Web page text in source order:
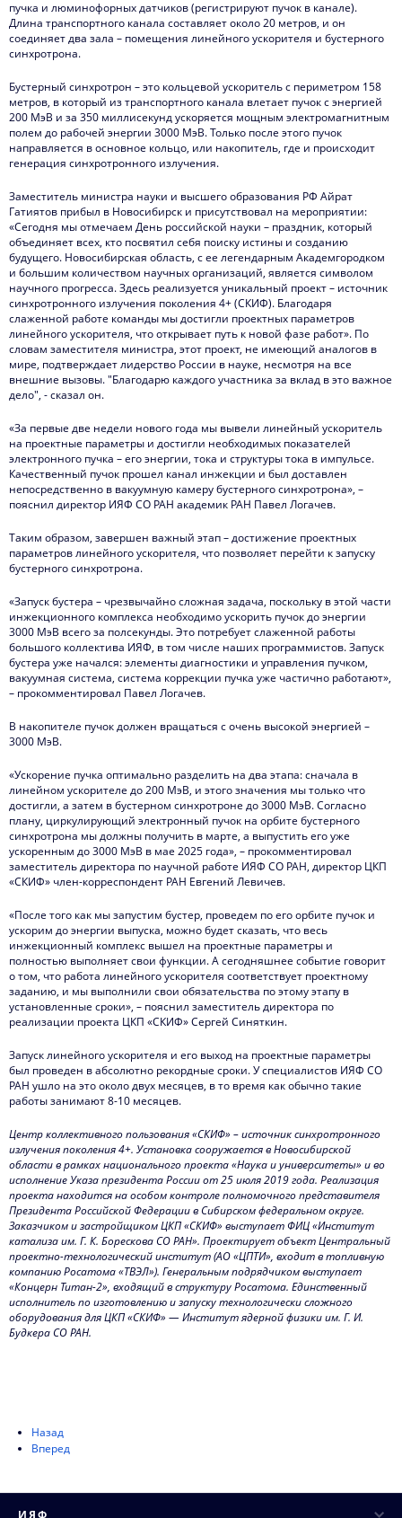
пучка и люминофорных датчиков (регистрируют пучок в канале).
Длина транспортного канала составляет около 20 метров, и он
соединяет два зала – помещения линейного ускорителя и бустерного
синхротрона.
Бустерный синхротрон – это кольцевой ускоритель с периметром 158
метров, в который из транспортного канала влетает пучок с энергией
200 МэВ и за 350 миллисекунд ускоряется мощным электромагнитным
полем до рабочей энергии 3000 МэВ. Только после этого пучок
направляется в основное кольцо, или накопитель, где и происходит
генерация синхротронного излучения.
Заместитель министра науки и высшего образования РФ Айрат
Гатиятов прибыл в Новосибирск и присутствовал на мероприятии:
«Сегодня мы отмечаем День российской науки – праздник, который
объединяет всех, кто посвятил себя поиску истины и созданию
будущего. Новосибирская область, с ее легендарным Академгородком
и большим количеством научных организаций, является символом
научного прогресса. Здесь реализуется уникальный проект – источник
синхротронного излучения поколения 4+ (СКИФ). Благодаря
слаженной работе команды мы достигли проектных параметров
линейного ускорителя, что открывает путь к новой фазе работ». По
словам заместителя министра, этот проект, не имеющий аналогов в
мире, подтверждает лидерство России в науке, несмотря на все
внешние вызовы. "Благодарю каждого участника за вклад в это важное
дело", - сказал он.
«За первые две недели нового года мы вывели линейный ускоритель
на проектные параметры и достигли необходимых показателей
электронного пучка – его энергии, тока и структуры тока в импульсе.
Качественный пучок прошел канал инжекции и был доставлен
непосредственно в вакуумную камеру бустерного синхротрона», –
пояснил директор ИЯФ СО РАН академик РАН Павел Логачев.
Таким образом, завершен важный этап – достижение проектных
параметров линейного ускорителя, что позволяет перейти к запуску
бустерного синхротрона.
«Запуск бустера – чрезвычайно сложная задача, поскольку в этой части
инжекционного комплекса необходимо ускорить пучок до энергии
3000 МэВ всего за полсекунды. Это потребует слаженной работы
большого коллектива ИЯФ, в том числе наших программистов. Запуск
бустера уже начался: элементы диагностики и управления пучком,
вакуумная система, система коррекции пучка уже частично работают»,
– прокомментировал Павел Логачев.
В накопителе пучок должен вращаться с очень высокой энергией –
3000 МэВ.
«Ускорение пучка оптимально разделить на два этапа: сначала в
линейном ускорителе до 200 МэВ, и этого значения мы только что
достигли, а затем в бустерном синхротроне до 3000 МэВ. Согласно
плану, циркулирующий электронный пучок на орбите бустерного
синхротрона мы должны получить в марте, а выпустить его уже
ускоренным до 3000 МэВ в мае 2025 года», – прокомментировал
заместитель директора по научной работе ИЯФ СО РАН, директор ЦКП
«СКИФ» член-корреспондент РАН Евгений Левичев.
«После того как мы запустим бустер, проведем по его орбите пучок и
ускорим до энергии выпуска, можно будет сказать, что весь
инжекционный комплекс вышел на проектные параметры и
полностью выполняет свои функции. А сегодняшнее событие говорит
о том, что работа линейного ускорителя соответствует проектному
заданию, и мы выполнили свои обязательства по этому этапу в
установленные сроки», – пояснил заместитель директора по
реализации проекта ЦКП «СКИФ» Сергей Синяткин.
Запуск линейного ускорителя и его выход на проектные параметры
был проведен в абсолютно рекордные сроки. У специалистов ИЯФ СО
РАН ушло на это около двух месяцев, в то время как обычно такие
работы занимают 8-10 месяцев.
Центр коллективного пользования «СКИФ» – источник синхротронного
излучения поколения 4+. Установка сооружается в Новосибирской
области в рамках национального проекта «Наука и университеты» и во
исполнение Указа президента России от 25 июля 2019 года. Реализация
проекта находится на особом контроле полномочного представителя
Президента Российской Федерации в Сибирском федеральном округе.
Заказчиком и застройщиком ЦКП «СКИФ» выступает ФИЦ «Институт
катализа им. Г. К. Борескова СО РАН». Проектирует объект Центральный
проектно-технологический институт (АО «ЦПТИ», входит в топливную
компанию Росатома «ТВЭЛ»). Генеральным подрядчиком выступает
«Концерн Титан-2», входящий в структуру Росатома. Единственный
исполнитель по изготовлению и запуску технологически сложного
оборудования для ЦКП «СКИФ» — Институт ядерной физики им. Г. И.
Будкера СО РАН.
Назад
Вперед
ИЯФ